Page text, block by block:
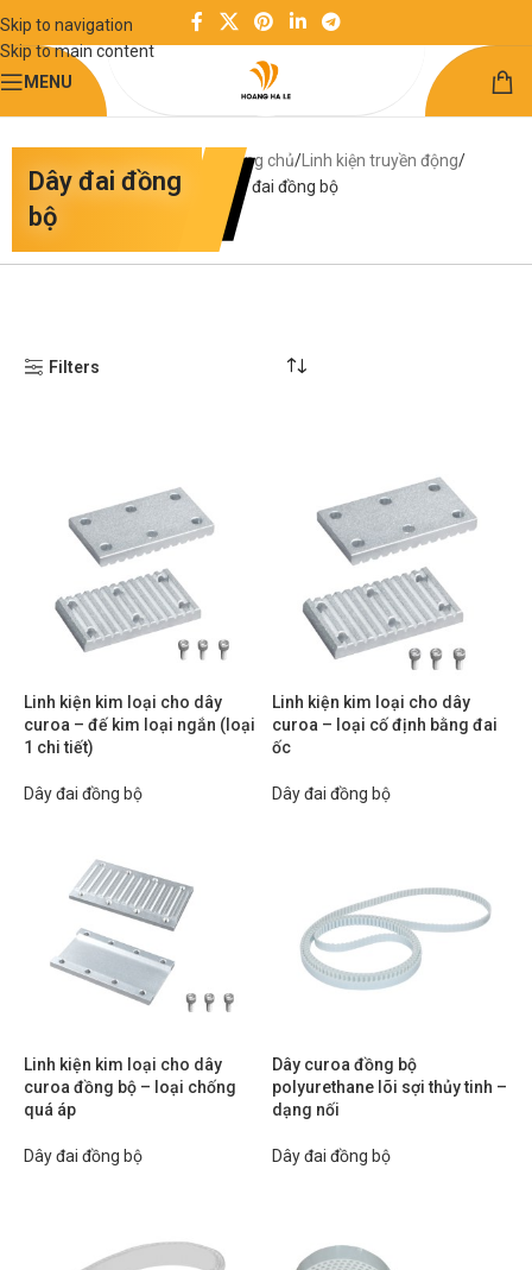
Skip to navigation
Skip to main content
MENU
Dây đai đồng
bộ
Trang chủ Linh kiện truyền động
Dây đai đồng bộ
Filters
Linh kiện kim loại cho dây
curoa – đế kim loại ngắn (loại
1 chi tiết)
Dây đai đồng bộ
Linh kiện kim loại cho dây
curoa – loại cố định bằng đai
ốc
Dây đai đồng bộ
Linh kiện kim loại cho dây
curoa đồng bộ – loại chống
quá áp
Dây đai đồng bộ
Dây curoa đồng bộ
polyurethane lõi sợi thủy tinh –
dạng nối
Dây đai đồng bộ